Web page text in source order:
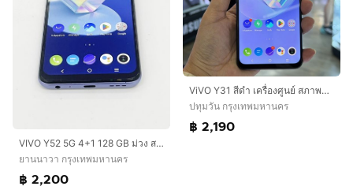
VIVO Y52 5G 4+1 128 GB ม่วง สแกนหน้าได้ แบตนาน ราคาถูกใจ
ยานนาวา กรุงเทพมหานคร
฿ 2,200
ViVO Y31 สีดำ เครื่องศูนย์ สภาพสวย หลังมีรอยเคส จอมีจุดไบร์ทล่างเล็กๆ จอ6.58นิ้ว แรม8รอม128 Snap662 กล้อง48ล้าน(3ตัว)🥰🥰
ปทุมวัน กรุงเทพมหานคร
฿ 2,190